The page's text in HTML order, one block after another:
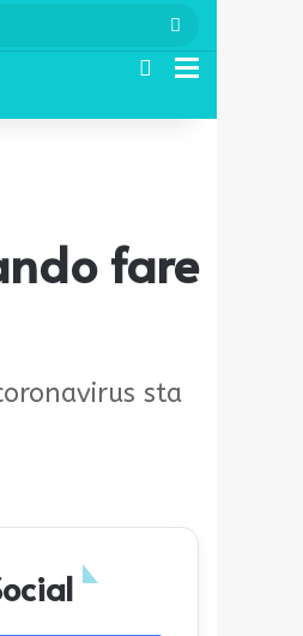
Cerca
fare
sta